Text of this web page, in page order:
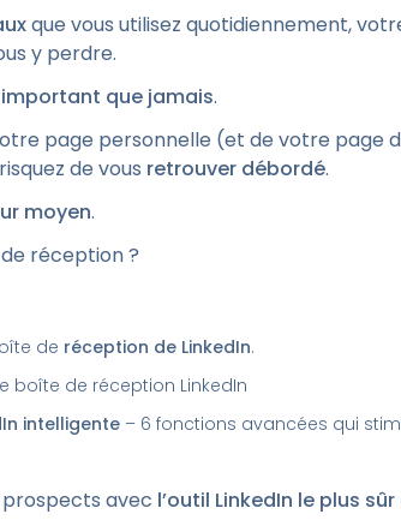
que vous utilisez quotidiennement,
y perdre.
important que jamais.
page personnelle (et de votre page
de vous retrouver débordé.
moyen.
réception ?
de réception de LinkedIn.
boîte de réception LinkedIn
intelligente – 6 fonctions avancées qui
avec l’outil LinkedIn le plus